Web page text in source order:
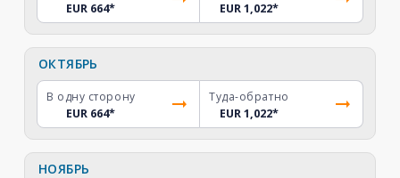
EUR 664*
EUR 1,022*
ОКТЯБРЬ
В одну сторону
EUR 664*
Туда-обратно
EUR 1,022*
НОЯБРЬ